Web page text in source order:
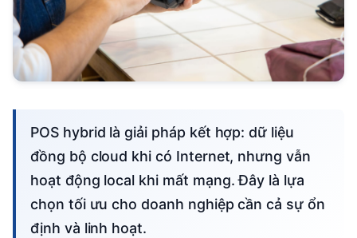
POS hybrid là giải pháp kết hợp: dữ liệu
đồng bộ cloud khi có Internet, nhưng vẫn
hoạt động local khi mất mạng. Đây là lựa
chọn tối ưu cho doanh nghiệp cần cả sự ổn
định và linh hoạt.